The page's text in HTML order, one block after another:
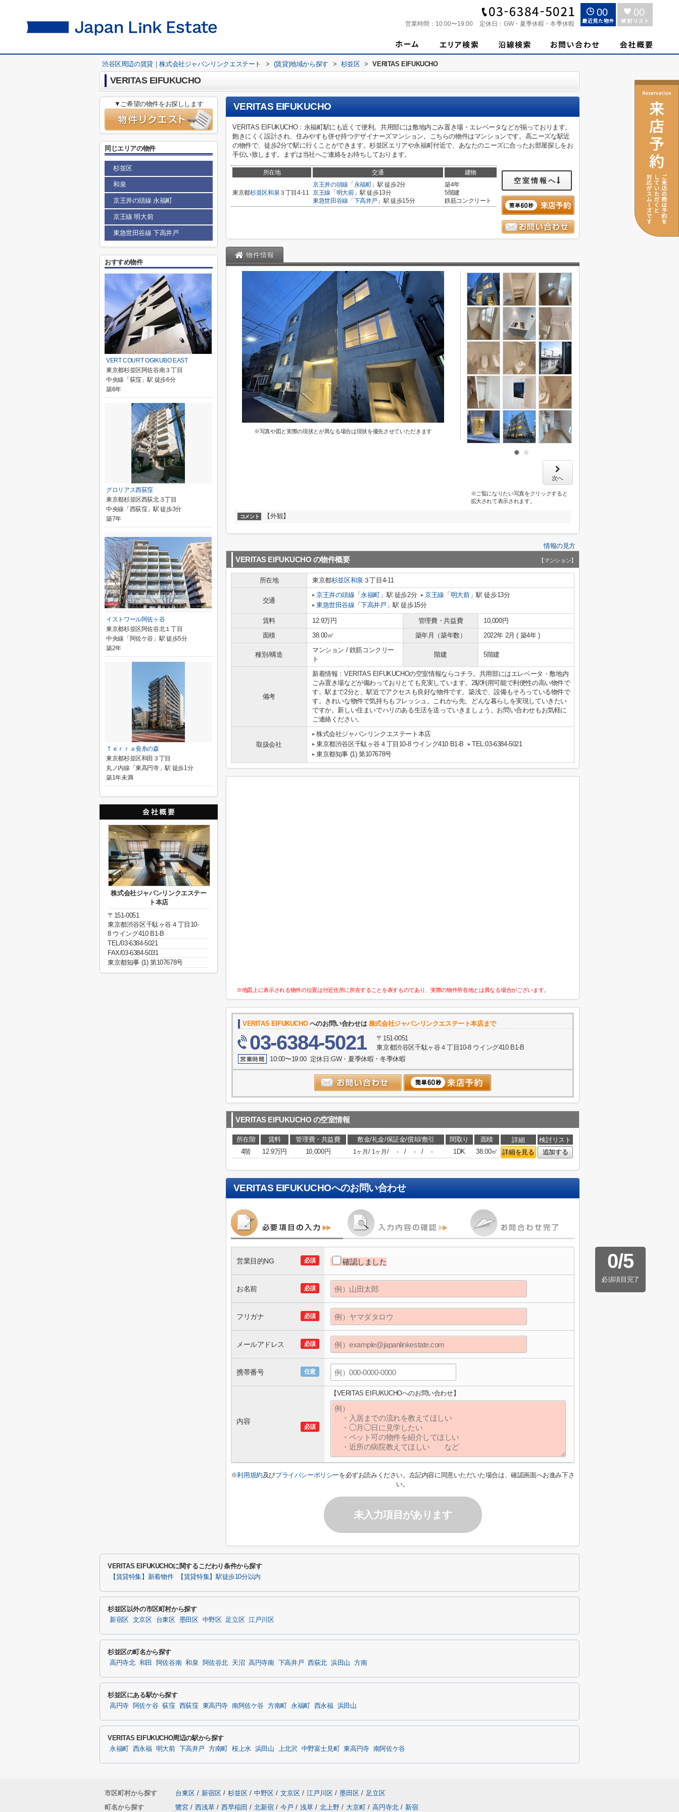
営業時間： 10:00〜19:00 定休日： GW・夏季休暇・冬季休暇
00 00
渋谷区周辺の賃貸｜株式会社ジャパンリンクエステート > (賃貸)地域から探す > 杉並区 > VERITAS EIFUKUCHO
VERITAS EIFUKUCHO
VERITAS EIFUKUCHO
VERITAS EIFUKUCHO：永福町駅にも近くて便利。共用部には敷地内ごみ置き場・エレベータなどが揃っております。
飽きにくく設計され、住みやすも併せ持つデザイナーズマンション。こちらの物件はマンションです。高ニーズな駅近
の物件で、徒歩2分で駅に行くことができます。杉並区エリアや永福町付近で、あなたのニーズに合ったお部屋探しをお
手伝い致します。まずは当社へご連絡をお待ちしております。
所在地 交通 建物
東京都杉並区和泉 ３丁目4-11
京王井の頭線 「 永福町」駅 徒歩2分
京王線 「 明大前」駅 徒歩13分
東急世田谷線 「 下高井戸 」駅 徒歩15分
築4年
5階建
鉄筋コンクリート
空室情報へ
物件情報
※写真や図と実際の現状とが異なる場合は現状を優先させていただきます
次へ
※ご覧になりたい写真をクリックすると
拡大されて表示されます。
コメント 【外観】
情報の見方
VERITAS EIFUKUCHO の物件概要 【マンション】
所在地 東京都杉並区和泉 ３丁目4-11
交通
京王井の頭線 「永福町 」駅 徒歩2分 京王線 「 明大前」駅 徒歩13分
東急世田谷線 「下高井戸 」駅 徒歩15分
賃料 12.9万円 管理費・共益費
10,000円
面積
38.00㎡ 築年月（築年数） 2022年 2月 ( 築4年 )
種別/構造
マンション / 鉄筋コンクリー
ト
階建 5階建
備考
新着情報：VERITAS EIFUKUCHOの空室情報ならコチラ。共用部にはエレベータ・敷地内
ごみ置き場などが備わっておりとても充実しています。2駅利用可能で利便性の高い物件で
す。駅まで2分と、駅近でアクセスも良好な物件です。築浅で、設備もそろっている物件で
す。きれいな物件で気持ちもフレッシュ。これから先、どんな暮らしを実現していきたい
ですか。新しい住まいでハリのある生活を送っていきましょう。お問い合わせもお気軽に
ご連絡ください。
取扱会社
株式会社ジャパンリンクエステート本店
東京都渋谷区千駄ヶ谷４丁目10-8 ウイング410 B1-B
TEL:03-6384-5021
東京都知事 (1) 第107678号
※地図上に表示される物件の位置は付近住所に所在することを表すものであり、実際の物件所在地とは異なる場合がございます。
VERITAS EIFUKUCHOへのお問い合わせは 株式会社ジャパンリンクエステート本店まで
03-6384-5021
〒151-0051
東京都渋谷区千駄ヶ谷４丁目10-8 ウイング410 B1-B
10:00〜19:00 定休日:GW・夏季休暇・冬季休暇
VERITAS EIFUKUCHO の空室情報
所在階 賃料 管理費・共益費 敷金/礼金/保証金/償却/敷引 間取り 面積 詳細
検討リスト
4階
12.9万円 10,000円 1ヶ月 / 1ヶ月 / - / - / - 1DK 38.00㎡ 詳細を見る 追加する
VERITAS EIFUKUCHOへのお問い合わせ
0/5
必須項目完了
必須
営業目的NG 確認しました
必須
お名前
必須
フリガナ
必須
メールアドレス
任意
携帯番号
必須
内容
【VERITAS EIFUKUCHOへのお問い合わせ】
※利用規約及びプライバシーポリシーを必ずお読みください。左記内容に同意いただいた場合は、確認画面へお進み下さ
い。
未入力項目があります
▼ご希望の物件をお探しします
同じエリアの物件
杉並区
和泉
京王井の頭線 永福町
京王線 明大前
東急世田谷線 下高井戸
おすすめ物件
VERT COURT OGIKUBO EAST
東京都杉並区阿佐谷南３丁目
中央線「荻窪」駅 徒歩6分
築6年
グロリアス西荻窪
東京都杉並区西荻北３丁目
中央線「西荻窪」駅 徒歩3分
築7年
イストワール阿佐ヶ谷
東京都杉並区阿佐谷北１丁目
中央線「阿佐ケ谷」駅 徒歩5分
築2年
Ｔｅｒｒａ蚕糸の森
東京都杉並区和田３丁目
丸ノ内線「東高円寺」駅 徒歩1分
築1年未満
株式会社ジャパンリンクエステー
ト本店
〒151-0051
東京都渋谷区千駄ヶ谷４丁目10-
8 ウイング410 B1-B
TEL/03-6384-5021
FAX/03-6384-5031
東京都知事 (1) 第107678号
VERITAS EIFUKUCHOに関するこだわり条件から探す
【賃貸特集】新着物件 【賃貸特集】駅徒歩10分以内
杉並区以外の市区町村から探す
新宿区 文京区 台東区 墨田区 中野区 足立区 江戸川区
杉並区の町名から探す
高円寺北 和田 阿佐谷南 和泉 阿佐谷北 天沼 高円寺南 下高井戸 西荻北 浜田山 方南
杉並区にある駅から探す
高円寺 阿佐ケ谷 荻窪 西荻窪 東高円寺 南阿佐ケ谷 方南町 永福町 西永福 浜田山
VERITAS EIFUKUCHO周辺の駅から探す
永福町 西永福 明大前 下高井戸 方南町 桜上水 浜田山 上北沢 中野富士見町 東高円寺 南阿佐ケ谷
市区町村から探す 台東区 / 新宿区 / 杉並区 / 中野区 / 文京区 / 江戸川区 / 墨田区 / 足立区
町名から探す
鷺宮 / 西浅草 / 西早稲田 / 北新宿 / 今戸 / 浅草 / 北上野 / 大京町 / 高円寺北 / 新宿